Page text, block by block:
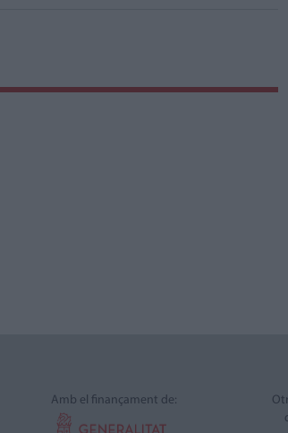
Amb el finançament de: